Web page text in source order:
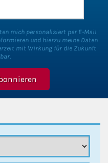
mich personalisiert per E-Mail
und hierzu meine Daten
mit Wirkung für die Zukunft